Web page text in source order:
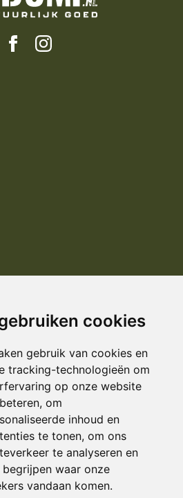
cookies
gebruik van cookies en
tracking-technologieën om
op onze website
om
inhoud en
te tonen, om ons
te analyseren en
waar onze
vandaan komen.
DEDUMP.NL
Privacy PolicyKlantenservice
CookiesBlogs